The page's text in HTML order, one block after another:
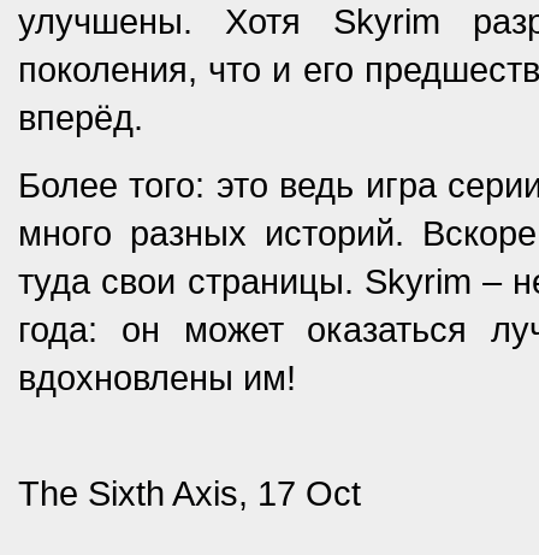
улучшены. Хотя Skyrim
поколения, что и его
вперёд.
Более того: это ведь игра
много разных историй.
туда свои страницы. Skyrim –
года: он может оказаться
вдохновлены им!
The Sixth Axis, 17 Oct